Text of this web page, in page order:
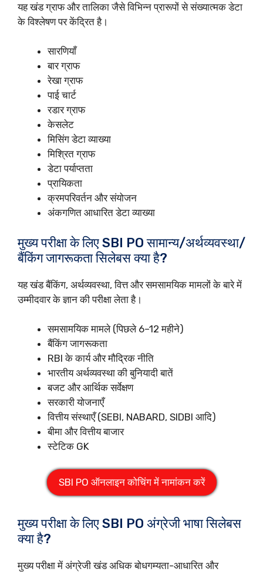
यह खंड ग्राफ और तालिका जैसे विभिन्न प्रारूपों से संख्यात्मक डेटा
के विश्लेषण पर केंद्रित है।
सारणियाँ
बार ग्राफ
रेखा ग्राफ
पाई चार्ट
रडार ग्राफ
केसलेट
मिसिंग डेटा व्याख्या
मिश्रित ग्राफ
डेटा पर्याप्तता
प्रायिकता
क्रमपरिवर्तन और संयोजन
अंकगणित आधारित डेटा व्याख्या
मुख्य परीक्षा के लिए SBI PO सामान्य/अर्थव्यवस्था/
बैंकिंग जागरूकता सिलेबस क्या है?
यह खंड बैंकिंग, अर्थव्यवस्था, वित्त और समसामयिक मामलों के बारे में
उम्मीदवार के ज्ञान की परीक्षा लेता है।
समसामयिक मामले (पिछले 6–12 महीने)
बैंकिंग जागरूकता
RBI के कार्य और मौद्रिक नीति
भारतीय अर्थव्यवस्था की बुनियादी बातें
बजट और आर्थिक सर्वेक्षण
सरकारी योजनाएँ
वित्तीय संस्थाएँ (SEBI, NABARD, SIDBI आदि)
बीमा और वित्तीय बाजार
स्टेटिक GK
SBI PO ऑनलाइन कोचिंग में नामांकन करें
मुख्य परीक्षा के लिए SBI PO अंग्रेजी भाषा सिलेबस
क्या है?
मुख्य परीक्षा में अंग्रेजी खंड अधिक बोधगम्यता-आधारित और